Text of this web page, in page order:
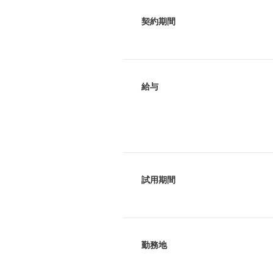
契約期間
給与
試用期間
勤務地